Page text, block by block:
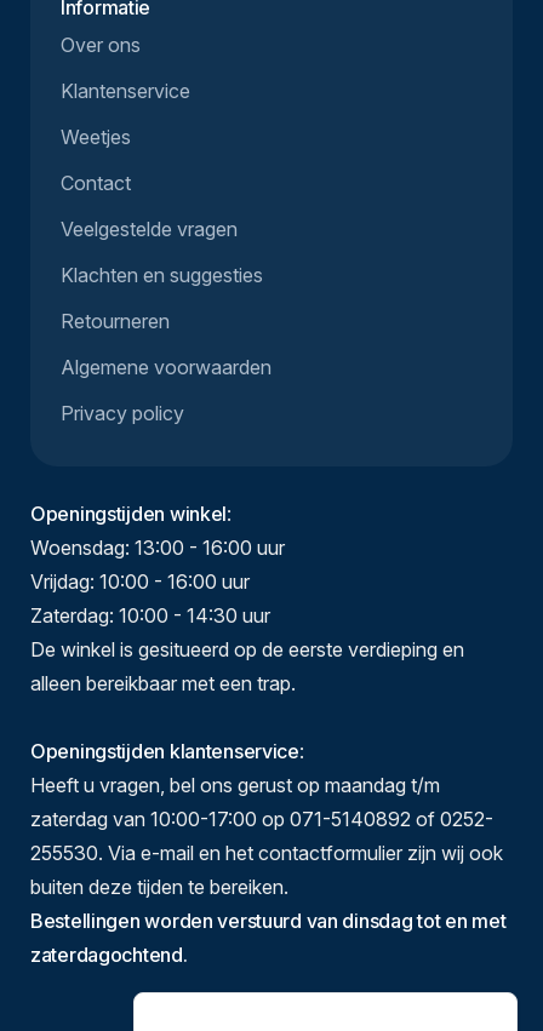
Informatie
Over ons
Klantenservice
Weetjes
Contact
Veelgestelde vragen
Klachten en suggesties
Retourneren
Algemene voorwaarden
Privacy policy
Openingstijden winkel:
Woensdag: 13:00 - 16:00 uur
Vrijdag: 10:00 - 16:00 uur
Zaterdag: 10:00 - 14:30 uur
De winkel is gesitueerd op de eerste verdieping en
alleen bereikbaar met een trap.
Openingstijden klantenservice:
Heeft u vragen, bel ons gerust op maandag t/m
zaterdag van 10:00-17:00 op 071-5140892 of 0252-
255530. Via e-mail en het contactformulier zijn wij ook
buiten deze tijden te bereiken.
Bestellingen worden verstuurd van dinsdag tot en met
zaterdagochtend.